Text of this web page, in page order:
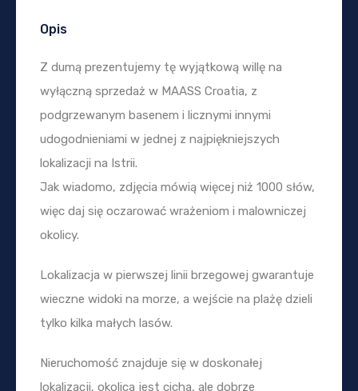
Opis
Z dumą prezentujemy tę wyjątkową willę na
wyłączną sprzedaż w MAASS Croatia, z
podgrzewanym basenem i licznymi innymi
udogodnieniami w jednej z najpiękniejszych
lokalizacji na Istrii.
Jak wiadomo, zdjęcia mówią więcej niż 1000 słów,
więc daj się oczarować wrażeniom i malowniczej
okolicy.
Lokalizacja w pierwszej linii brzegowej gwarantuje
wieczne widoki na morze, a wejście na plażę dzieli
tylko kilka małych lasów.
Nieruchomość znajduje się w doskonałej
lokalizacji, okolica jest cicha, ale dobrze